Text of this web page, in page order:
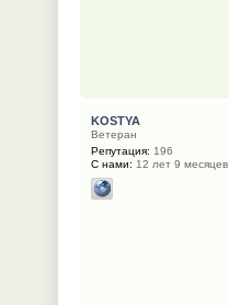
KOSTYA
Ветеран
Репутация: 196
С нами: 12 лет 9 месяцев